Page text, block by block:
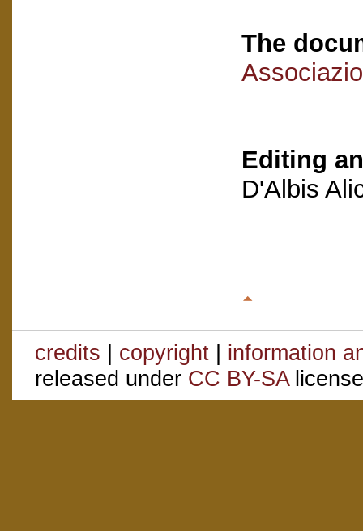
The
Editing
D'Albis
credits | copyright | information
released under CC BY-SA